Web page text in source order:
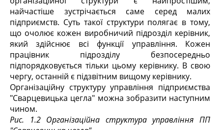
найчастіше зустрічається саме серед малих
підприємств. Суть такої структури полягає в тому,
що очолює кожен виробничий підрозділ керівник,
який здійснює всі функції управління. Кожен
працівник підрозділу безпосередньо
підпорядковується тільки цьому керівнику. В свою
чергу, останній є підзвітним вищому керівнику.
Організаційну структуру управління підприємства
"Сварцевицька цегла" можна зобразити наступним
чином.
Рис. 1.2 Організаційна структура управління ПП